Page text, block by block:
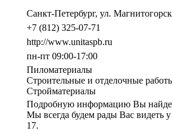
Санкт-Петербург, ул.
+7 (812) 325-07-71
http://www.unitaspb.ru
пн-пт 09:00-17:00
Пиломатериалы
Строительные и отделочные
Стройматериалы
Подробную информацию Вы
Мы всегда будем рады Вас видеть
17.